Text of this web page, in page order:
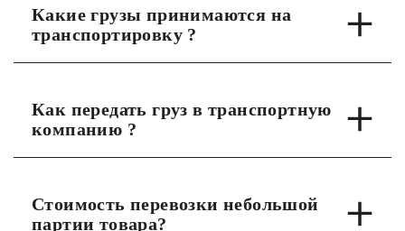
Какие грузы принимаются на
транспортировку ?
Как передать груз в транспортную
компанию ?
Стоимость перевозки небольшой
партии товара?